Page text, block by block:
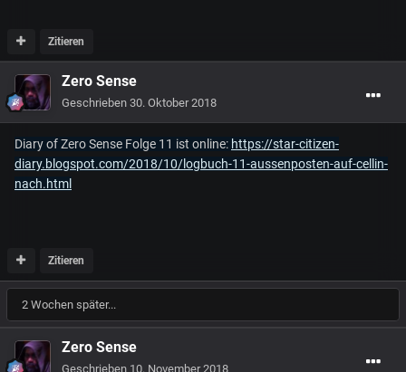
Zitieren
Zero Sense
Geschrieben 30. Oktober 2018
Diary of Zero Sense Folge 11 ist online: https://star-citizen-
diary.blogspot.com/2018/10/logbuch-11-aussenposten-auf-cellin-
nach.html
Zitieren
2 Wochen später...
Zero Sense
Geschrieben 10. November 2018